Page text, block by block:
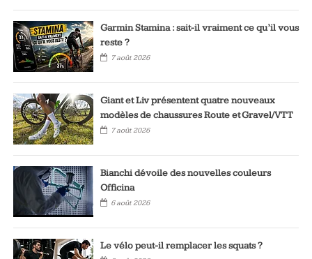
Garmin Stamina : sait-il vraiment ce qu’il vous
reste ?
7 août 2026
Giant et Liv présentent quatre nouveaux
modèles de chaussures Route et Gravel/VTT
7 août 2026
Bianchi dévoile des nouvelles couleurs
Officina
6 août 2026
Le vélo peut-il remplacer les squats ?